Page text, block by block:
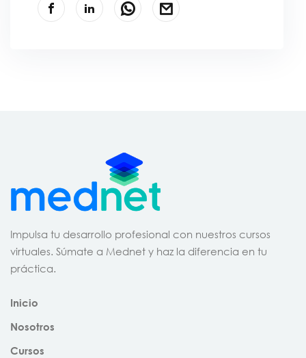
Impulsa tu desarrollo profesional con nuestros cursos
virtuales. Súmate a Mednet y haz la diferencia en tu
práctica.
Inicio
Nosotros
Cursos